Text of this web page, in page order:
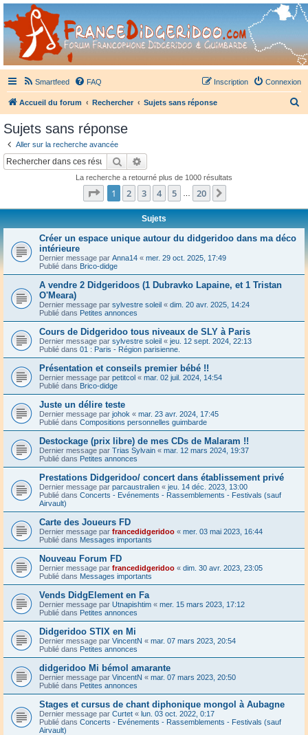
France Didgeridoo
Didgeridoo et Guimbarde sur France Didgeridoo - retrouvez la communauté.
Smartfeed FAQ Connexion
Inscription
Accueil du forum Rechercher Sujets sans réponse
Sujets sans réponse
Aller sur la recherche avancée
Rechercher
La recherche a retourné plus de 1000 résultats
Page 1sur20
1 2 3 4 5 20
Sujets
Créer un espace unique autour du didgeridoo dans ma déco
intérieure
Dernier message par Anna14 « mer. 29 oct. 2025, 17:49
Publié dans Brico-didge
A vendre 2 Didgeridoos (1 Dubravko Lapaine, et 1 Tristan
O'Meara)
Dernier message par sylvestre soleil « dim. 20 avr. 2025, 14:24
Publié dans Petites annonces
Cours de Didgeridoo tous niveaux de SLY à Paris
Dernier message par sylvestre soleil « jeu. 12 sept. 2024, 22:13
Publié dans 01 : Paris - Région parisienne.
Présentation et conseils premier bébé !!
Dernier message par petitcol « mar. 02 juil. 2024, 14:54
Publié dans Brico-didge
Juste un délire teste
Dernier message par johok « mar. 23 avr. 2024, 17:45
Publié dans Compositions personnelles guimbarde
Destockage (prix libre) de mes CDs de Malaram !!
Dernier message par Trias Sylvain « mar. 12 mars 2024, 19:37
Publié dans Petites annonces
Prestations Didgeridoo/ concert dans établissement privé
Dernier message par parcaustralien « jeu. 14 déc. 2023, 13:00
Publié dans Concerts - Evénements - Rassemblements - Festivals (sauf
Airvault)
Carte des Joueurs FD
Dernier message par francedidgeridoo « mer. 03 mai 2023, 16:44
Publié dans Messages importants
Nouveau Forum FD
Dernier message par francedidgeridoo « dim. 30 avr. 2023, 23:05
Publié dans Messages importants
Vends DidgElement en Fa
Dernier message par Utnapishtim « mer. 15 mars 2023, 17:12
Publié dans Petites annonces
Didgeridoo STIX en Mi
Dernier message par VincentN « mar. 07 mars 2023, 20:54
Publié dans Petites annonces
didgeridoo Mi bémol amarante
Dernier message par VincentN « mar. 07 mars 2023, 20:50
Publié dans Petites annonces
Stages et cursus de chant diphonique mongol à Aubagne
Dernier message par Curtet « lun. 03 oct. 2022, 0:17
Publié dans Concerts - Evénements - Rassemblements - Festivals (sauf
Airvault)